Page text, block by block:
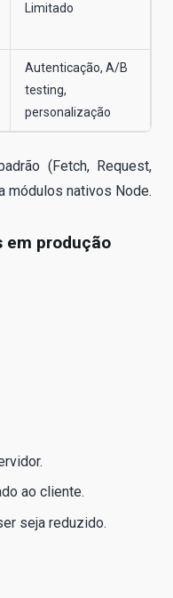
Limitado
Autenticação, A/B
testing,
personalização
(Fetch, Request,
módulos nativos Node.
em produção
ao cliente.
seja reduzido.